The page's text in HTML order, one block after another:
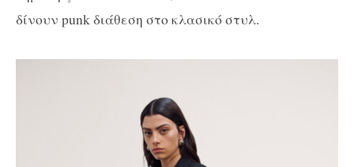
δίνουν punk διάθεση στο κλασικό στυλ.